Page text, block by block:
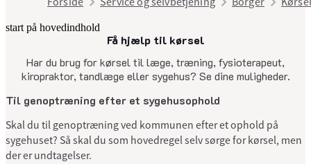
start på hovedindhold
Få hjælp til kørsel
Har du brug for kørsel til læge, træning, fysioterapeut,
kiropraktor, tandlæge eller sygehus? Se dine muligheder.
senest opdateret 7. april 2025
Til gen­op­træ­ning ef­ter et sy­ge­hus­op­hold
Skal du til genoptræning ved kommunen efter et ophold på
sygehuset? Så skal du som hovedregel selv sørge for kørsel, men
der er undtagelser.